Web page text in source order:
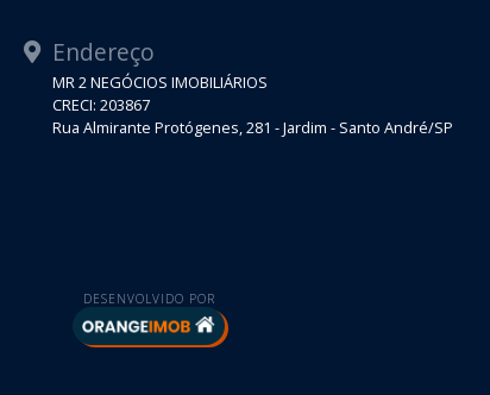
Endereço
MR 2 NEGÓCIOS IMOBILIÁRIOS
CRECI: 203867
Rua Almirante Protógenes, 281 - Jardim - Santo André/SP
DESENVOLVIDO POR